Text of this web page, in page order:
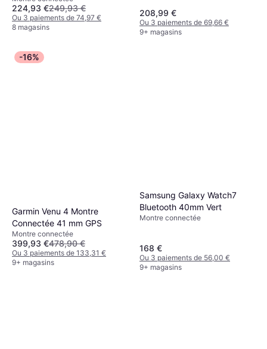
224,93 €249,93 €
Ou 3 paiements de 74,97 €
8 magasins
208,99 €
Ou 3 paiements de 69,66 €
9+ magasins
-16%
Garmin Venu 4 Montre
Connectée 41 mm GPS
Montre connectée
399,93 €478,90 €
Ou 3 paiements de 133,31 €
9+ magasins
Samsung Galaxy Watch7
Bluetooth 40mm Vert
Montre connectée
168 €
Ou 3 paiements de 56,00 €
9+ magasins